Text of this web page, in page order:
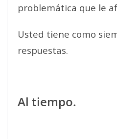
problemática que le
Usted tiene como
respuestas.
Al tiempo.